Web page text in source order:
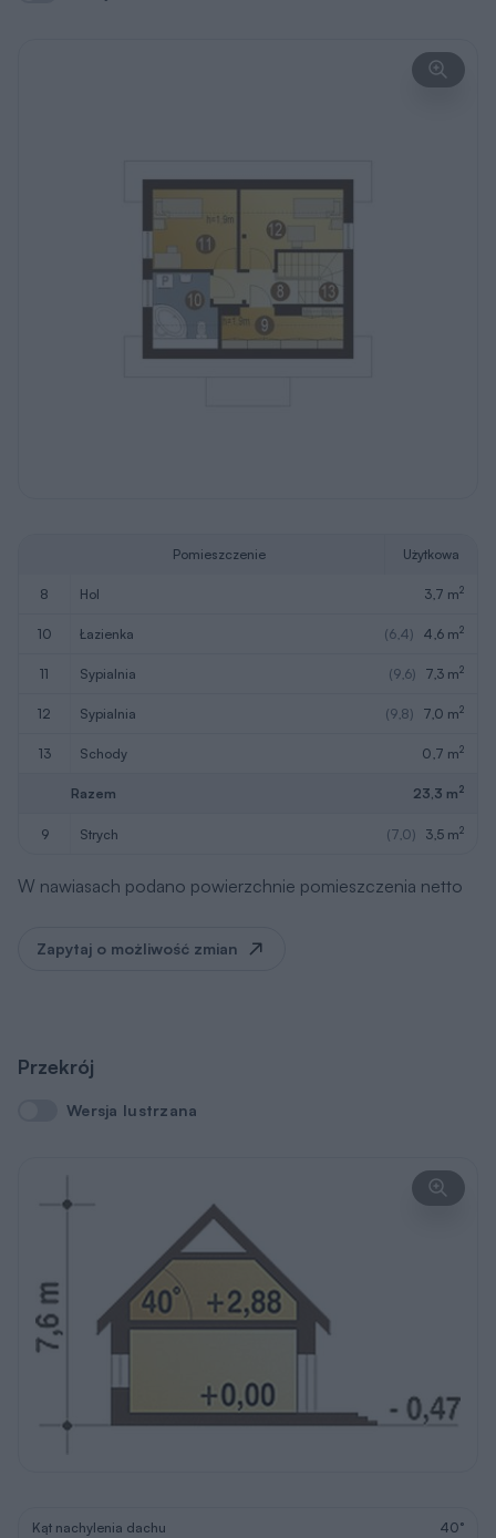
Pomieszczenie Użytkowa
8 hol 3,7 m2
10 łazienka (6,4) 4,6 m2
11 sypialnia (9,6) 7,3 m2
12 sypialnia (9,8) 7,0 m2
13 schody 0,7 m2
Razem 23,3 m2
9 strych (7,0) 3,5 m2
W nawiasach podano powierzchnie pomieszczenia netto
Zapytaj o możliwość zmian
Przekrój
Wersja lustrzana
Wersja lustrzana
Kąt nachylenia dachu 40°